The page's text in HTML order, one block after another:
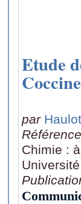
Etude
par
Référence
Chimie :